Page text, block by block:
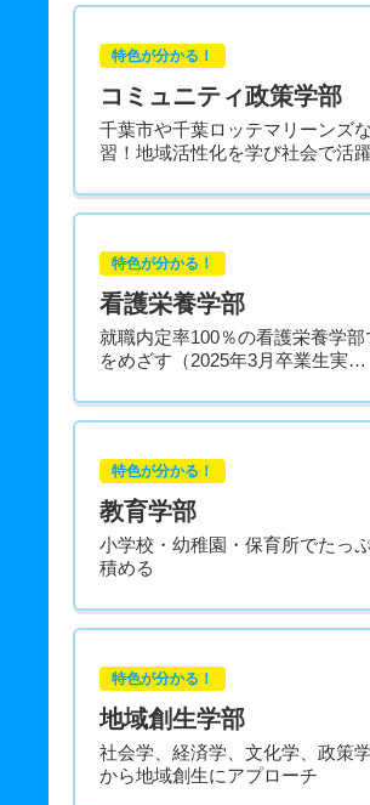
特色が分かる！
コミュニティ政策学部
千葉市や千葉ロッテマリーンズ
習！地域活性化を学び社会で活
特色が分かる！
看護栄養学部
就職内定率100％の看護栄養学
をめざす（2025年3月卒業生実…
特色が分かる！
教育学部
小学校・幼稚園・保育所でたっ
積める
特色が分かる！
地域創生学部
社会学、経済学、文化学、政策
から地域創生にアプローチ